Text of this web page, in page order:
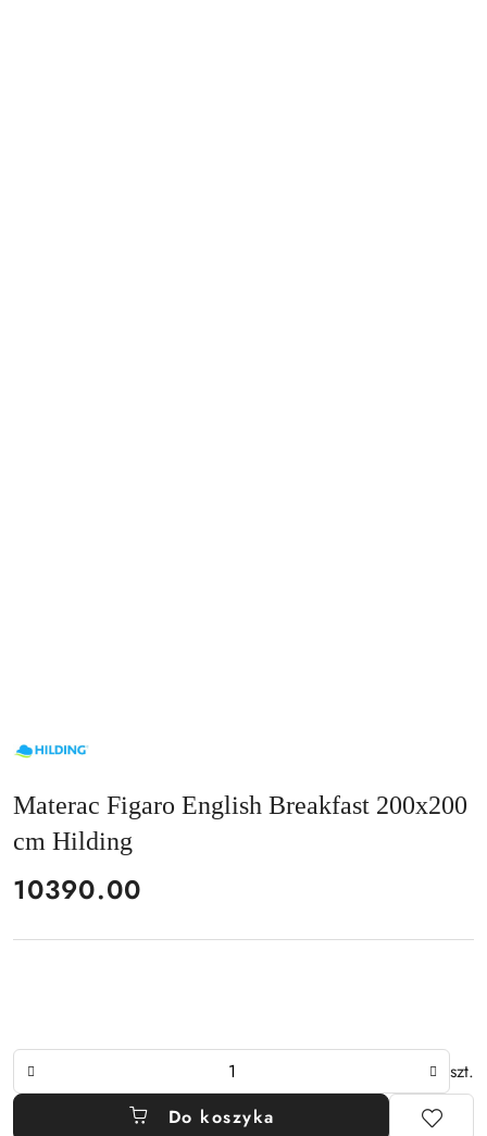
NAZWA
PRODUCENTA:
Materac Figaro English Breakfast 200x200
cm Hilding
cena:
10390.00
szt.
Do koszyka